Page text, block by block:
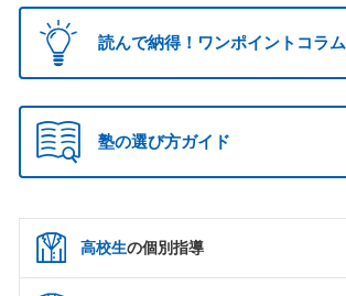
読んで納得！ワンポイントコラム
塾の選び方ガイド
高校生の個別指導